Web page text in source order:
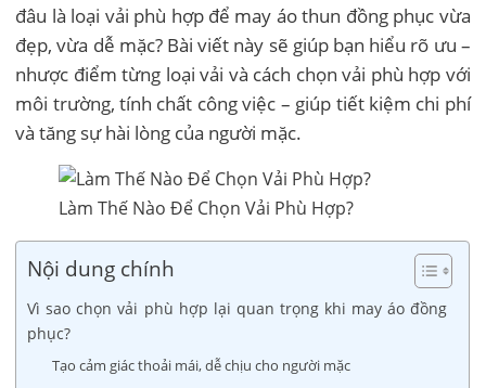
đâu là loại vải phù hợp để may áo thun đồng phục vừa
đẹp, vừa dễ mặc? Bài viết này sẽ giúp bạn hiểu rõ ưu –
nhược điểm từng loại vải và cách chọn vải phù hợp với
môi trường, tính chất công việc – giúp tiết kiệm chi phí
và tăng sự hài lòng của người mặc.
Làm Thế Nào Để Chọn Vải Phù Hợp?
Nội dung chính
Vì sao chọn vải phù hợp lại quan trọng khi may áo đồng
phục?
Tạo cảm giác thoải mái, dễ chịu cho người mặc